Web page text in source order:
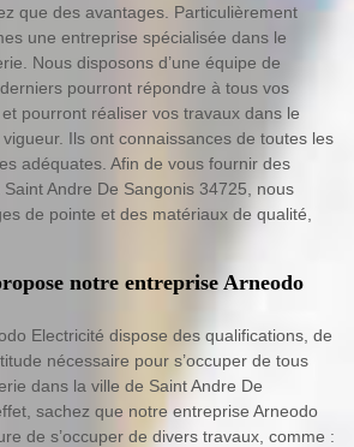
que des avantages. Particulièrement
une entreprise spécialisée dans le
Nous disposons d’une équipe de
pourront répondre à tous vos
pourront réaliser vos travaux dans le
Ils ont connaissances de toutes les
adéquates. Afin de vous fournir des
Andre De Sangonis 34725, nous
de pointe et des matériaux de qualité,
notre entreprise Arneodo
Electricité dispose des qualifications, de
nécessaire pour s’occuper de tous
dans la ville de Saint Andre De
sachez que notre entreprise Arneodo
de s’occuper de divers travaux, comme :